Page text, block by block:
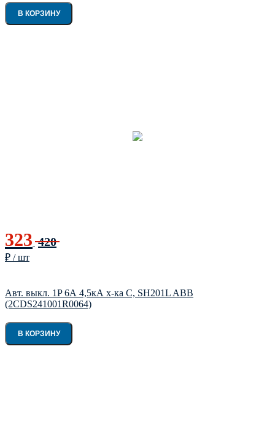
В КОРЗИНУ
323 420
₽ / шт
Авт. выкл. 1P 6А 4,5кА х-ка С, SH201L ABB
(2CDS241001R0064)
В КОРЗИНУ